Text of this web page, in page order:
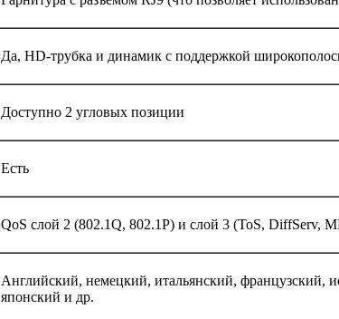
Да, HD-трубка и динамик с поддержкой
Доступно 2 угловых позиции
Есть
QoS слой 2 (802.1Q, 802.1P) и слой 3 (ToS, DiffServ,
Английский, немецкий, итальянский, французский,
японский и др.